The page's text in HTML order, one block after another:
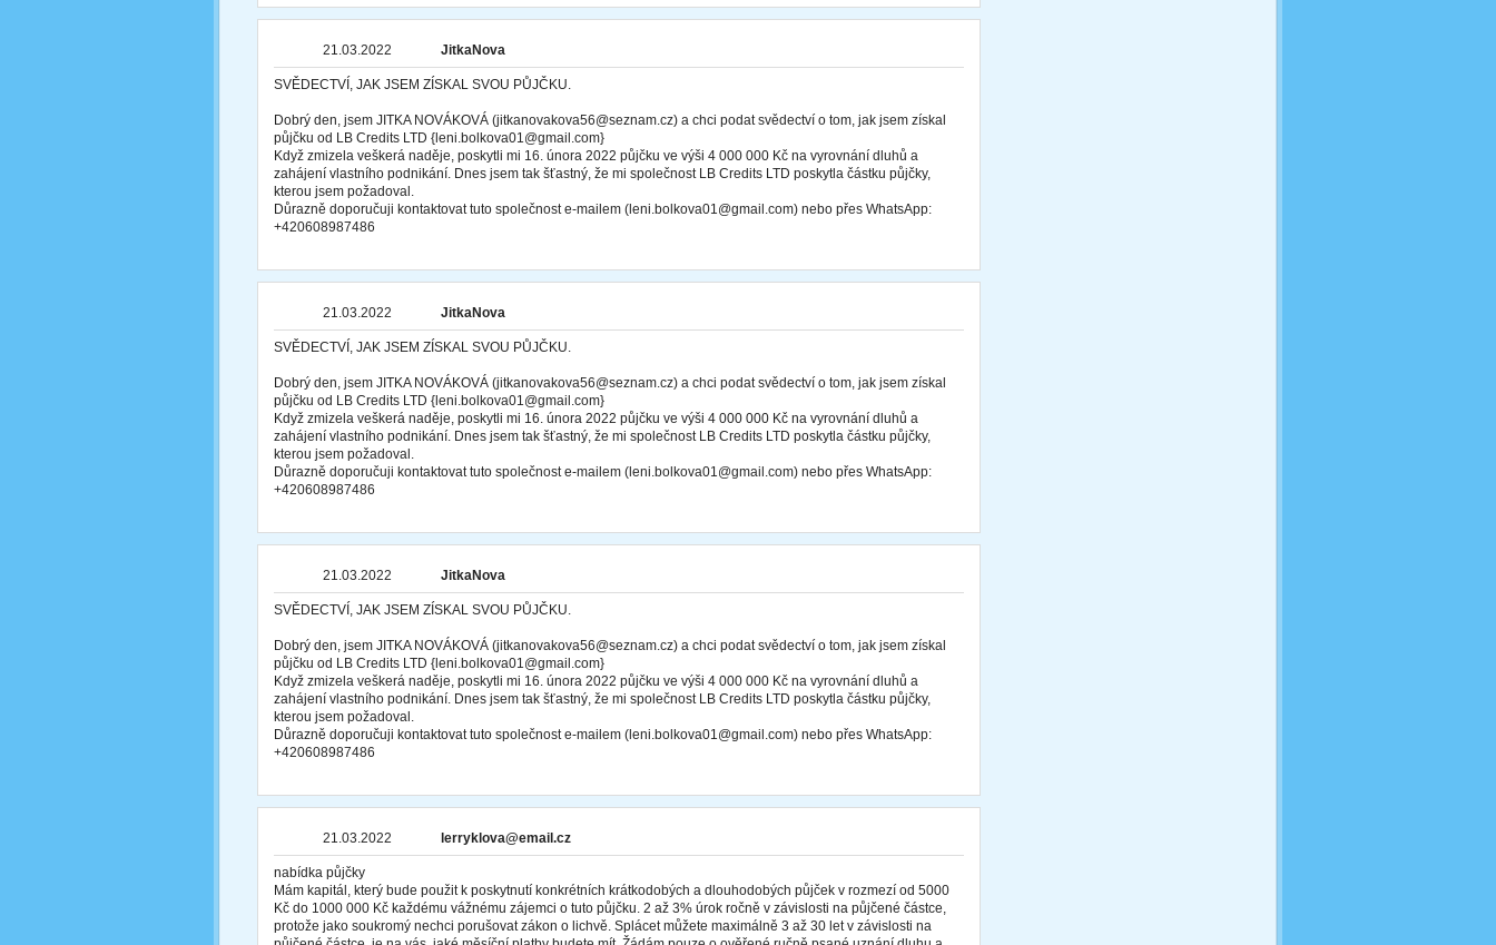
21.03.2022 JitkaNova
SVĚDECTVÍ, JAK JSEM ZÍSKAL SVOU PŮJČKU.
Dobrý den, jsem JITKA NOVÁKOVÁ (jitkanovakova56@seznam.cz) a chci podat svědectví o tom, jak jsem získal
půjčku od LB Credits LTD {leni.bolkova01@gmail.com}
Když zmizela veškerá naděje, poskytli mi 16. února 2022 půjčku ve výši 4 000 000 Kč na vyrovnání dluhů a
zahájení vlastního podnikání. Dnes jsem tak šťastný, že mi společnost LB Credits LTD poskytla částku půjčky,
kterou jsem požadoval.
Důrazně doporučuji kontaktovat tuto společnost e-mailem (leni.bolkova01@gmail.com) nebo přes WhatsApp:
+420608987486
21.03.2022 JitkaNova
SVĚDECTVÍ, JAK JSEM ZÍSKAL SVOU PŮJČKU.
Dobrý den, jsem JITKA NOVÁKOVÁ (jitkanovakova56@seznam.cz) a chci podat svědectví o tom, jak jsem získal
půjčku od LB Credits LTD {leni.bolkova01@gmail.com}
Když zmizela veškerá naděje, poskytli mi 16. února 2022 půjčku ve výši 4 000 000 Kč na vyrovnání dluhů a
zahájení vlastního podnikání. Dnes jsem tak šťastný, že mi společnost LB Credits LTD poskytla částku půjčky,
kterou jsem požadoval.
Důrazně doporučuji kontaktovat tuto společnost e-mailem (leni.bolkova01@gmail.com) nebo přes WhatsApp:
+420608987486
21.03.2022 JitkaNova
SVĚDECTVÍ, JAK JSEM ZÍSKAL SVOU PŮJČKU.
Dobrý den, jsem JITKA NOVÁKOVÁ (jitkanovakova56@seznam.cz) a chci podat svědectví o tom, jak jsem získal
půjčku od LB Credits LTD {leni.bolkova01@gmail.com}
Když zmizela veškerá naděje, poskytli mi 16. února 2022 půjčku ve výši 4 000 000 Kč na vyrovnání dluhů a
zahájení vlastního podnikání. Dnes jsem tak šťastný, že mi společnost LB Credits LTD poskytla částku půjčky,
kterou jsem požadoval.
Důrazně doporučuji kontaktovat tuto společnost e-mailem (leni.bolkova01@gmail.com) nebo přes WhatsApp:
+420608987486
21.03.2022 lerryklova@email.cz
nabídka půjčky
Mám kapitál, který bude použit k poskytnutí konkrétních krátkodobých a dlouhodobých půjček v rozmezí od 5000
Kč do 1000 000 Kč každému vážnému zájemci o tuto půjčku. 2 až 3% úrok ročně v závislosti na půjčené částce,
protože jako soukromý nechci porušovat zákon o lichvě. Splácet můžete maximálně 3 až 30 let v závislosti na